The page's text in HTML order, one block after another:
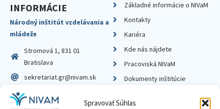
Spravovať Súhlas
INFORMÁCIE
Národný inštitút vzdelávania a
mládeže
Stromová 1, 831 01
Bratislava
sekretariat.gr@nivam.sk
IČO: 00164348
DIČ: 2020798714
Základné informácie o NIVaM
Kontakty
Kariéra
Kde nás nájdete
Pracoviská NIVaM
Dokumenty inštitúcie